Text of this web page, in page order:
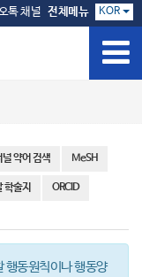
톡 채널 전체메뉴 KOR
널 약어 검색 MeSH
학술지 ORCID
행동원칙이나 행동양